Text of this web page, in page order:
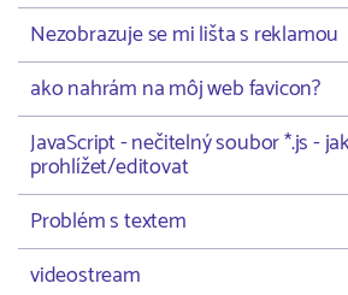
Nezobrazuje se mi lišta s reklamou
ako nahrám na môj web favicon?
JavaScript - nečitelný soubor *.js -
prohlížet/editovat
Problém s textem
videostream